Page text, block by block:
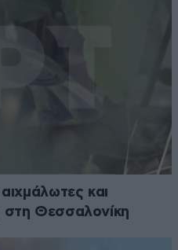
και
στη Θεσσαλονίκη